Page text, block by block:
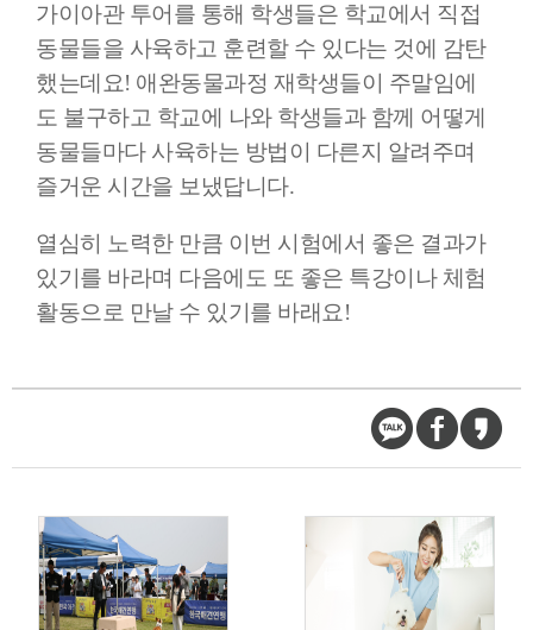
가이아관 투어를 통해 학생들은 학교에서 직접
동물들을 사육하고 훈련할 수 있다는 것에 감탄
했는데요! 애완동물과정 재학생들이 주말임에
도 불구하고 학교에 나와 학생들과 함께 어떻게
동물들마다 사육하는 방법이 다른지 알려주며
즐거운 시간을 보냈답니다.
열심히 노력한 만큼 이번 시험에서 좋은 결과가
있기를 바라며 다음에도 또 좋은 특강이나 체험
활동으로 만날 수 있기를 바래요!